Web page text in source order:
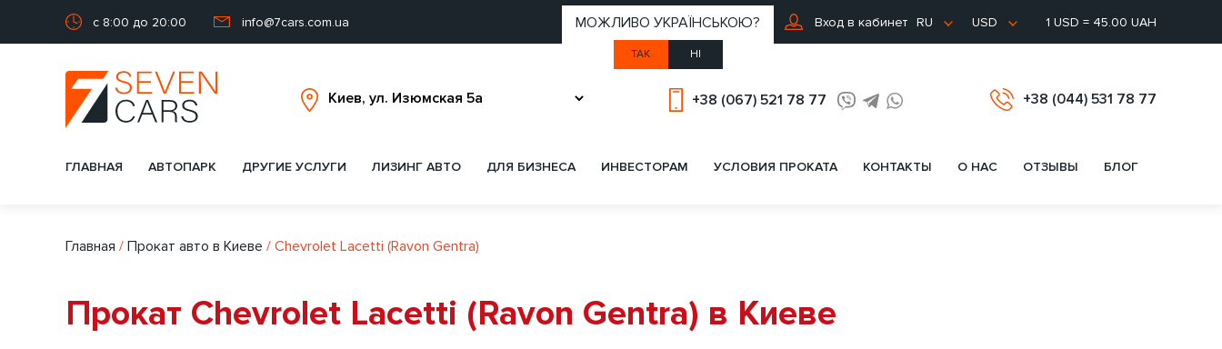
с 8:00 до 20:00 info@7cars.com.ua Вход в кабинет RU
МОЖЛИВО УКРАЇНСЬКОЮ?
ТАК НІ
USD 1 USD = 45.00 UAH
+38 (067) 521 78 77 +38 (044) 531 78 77
ГЛАВНАЯ АВТОПАРК ДРУГИЕ УСЛУГИ ЛИЗИНГ АВТО ДЛЯ БИЗНЕСА ИНВЕСТОРАМ УСЛОВИЯ ПРОКАТА КОНТАКТЫ О НАС ОТЗЫВЫ БЛОГ
Главная / Прокат авто в Киеве / Chevrolet Lacetti (Ravon Gentra)
Прокат Chevrolet Lacetti (Ravon Gentra) в Киеве